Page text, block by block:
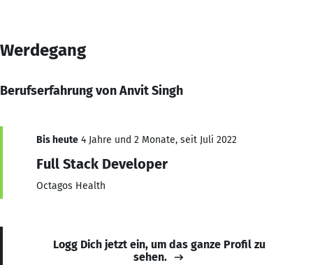
Werdegang
Berufserfahrung von Anvit Singh
Bis heute 4 Jahre und 2 Monate, seit Juli 2022
Full Stack Developer
Octagos Health
Logg Dich jetzt ein, um das ganze Profil zu
sehen.